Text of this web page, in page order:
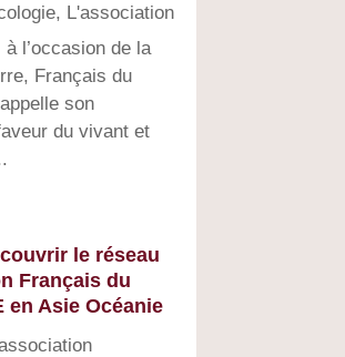
, L'association
l’occasion de la
Français du
son
du vivant et
le réseau
Français du
en Asie Océanie